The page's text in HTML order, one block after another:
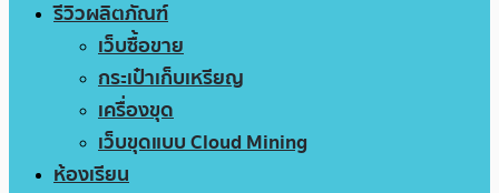
รีวิวผลิตภัณฑ์
เว็บซื้อขาย
กระเป๋าเก็บเหรียญ
เครื่องขุด
เว็บขุดแบบ Cloud Mining
ห้องเรียน